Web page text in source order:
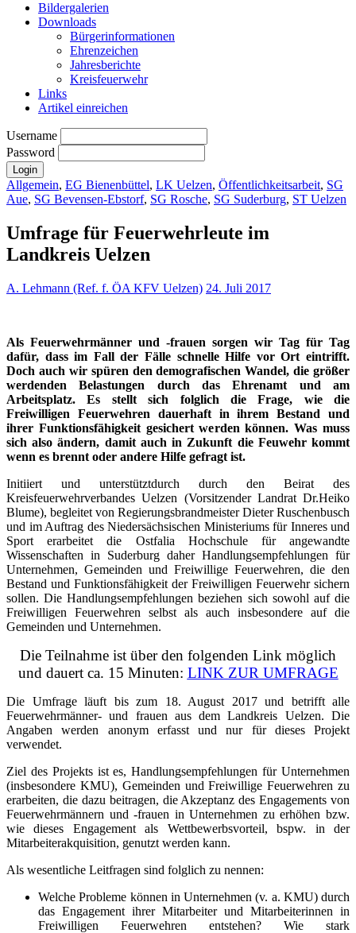
Bildergalerien
Downloads
Bürgerinformationen
Ehrenzeichen
Jahresberichte
Kreisfeuerwehr
Links
Artikel einreichen
Username
Password
Allgemein, EG Bienenbüttel, LK Uelzen, Öffentlichkeitsarbeit, SG
Aue, SG Bevensen-Ebstorf, SG Rosche, SG Suderburg, ST Uelzen
Umfrage für Feuerwehrleute im
Landkreis Uelzen
A. Lehmann (Ref. f. ÖA KFV Uelzen) 24. Juli 2017
Als Feuerwehrmänner und -frauen sorgen wir Tag für Tag
dafür, dass im Fall der Fälle schnelle Hilfe vor Ort eintrifft.
Doch auch wir spüren den demografischen Wandel, die größer
werdenden Belastungen durch das Ehrenamt und am
Arbeitsplatz. Es stellt sich folglich die Frage, wie die
Freiwilligen Feuerwehren dauerhaft in ihrem Bestand und
ihrer Funktionsfähigkeit gesichert werden können. Was muss
sich also ändern, damit auch in Zukunft die Feuwehr kommt
wenn es brennt oder andere Hilfe gefragt ist.
Initiiert und unterstütztdurch durch den Beirat des
Kreisfeuerwehrverbandes Uelzen (Vorsitzender Landrat Dr.Heiko
Blume), begleitet von Regierungsbrandmeister Dieter Ruschenbusch
und im Auftrag des Niedersächsischen Ministeriums für Inneres und
Sport erarbeitet die Ostfalia Hochschule für angewandte
Wissenschaften in Suderburg daher Handlungsempfehlungen für
Unternehmen, Gemeinden und Freiwillige Feuerwehren, die den
Bestand und Funktionsfähigkeit der Freiwilligen Feuerwehr sichern
sollen. Die Handlungsempfehlungen beziehen sich sowohl auf die
Freiwilligen Feuerwehren selbst als auch insbesondere auf die
Gemeinden und Unternehmen.
Die Teilnahme ist über den folgenden Link möglich
und dauert ca. 15 Minuten: LINK ZUR UMFRAGE
Die Umfrage läuft bis zum 18. August 2017 und betrifft alle
Feuerwehrmänner- und frauen aus dem Landkreis Uelzen. Die
Angaben werden anonym erfasst und nur für dieses Projekt
verwendet.
Ziel des Projekts ist es, Handlungsempfehlungen für Unternehmen
(insbesondere KMU), Gemeinden und Freiwillige Feuerwehren zu
erarbeiten, die dazu beitragen, die Akzeptanz des Engagements von
Feuerwehrmännern und -frauen in Unternehmen zu erhöhen bzw.
wie dieses Engagement als Wettbewerbsvorteil, bspw. in der
Mitarbeiterakquisition, genutzt werden kann.
Als wesentliche Leitfragen sind folglich zu nennen:
Welche Probleme können in Unternehmen (v. a. KMU) durch
das Engagement ihrer Mitarbeiter und Mitarbeiterinnen in
Freiwilligen Feuerwehren entstehen? Wie stark